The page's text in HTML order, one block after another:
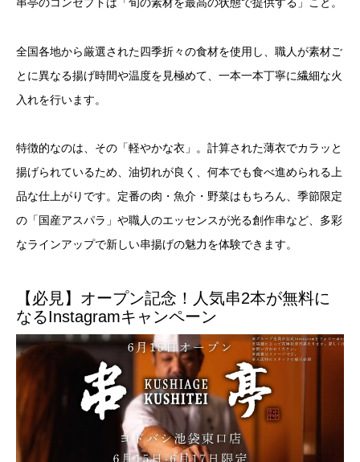
全国各地から厳選された四季折々の食材を使用し、職人が素材ご
とに異なる揚げ時間や温度を見極めて、一本一本丁寧に繊細な火
入れを行います。
特徴的なのは、その「軽やかな衣」。計算された薄衣でカラッと
揚げられているため、油切れが良く、何本でも食べ進められる上
品な仕上がりです。定番の肉・魚介・野菜はもちろん、季節限定
の「国産アスパラ」や職人のエッセンスが光る創作串など、多彩
なラインアップで新しい串揚げの魅力を体験できます。
【必見】オープン記念！人気串2本が無料に
なるInstagramキャンペーン